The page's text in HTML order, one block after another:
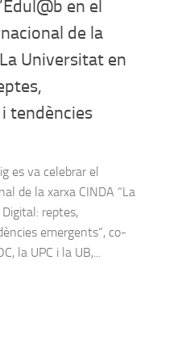
en el
de la
Universitat en
tendències
es va celebrar el
de la xarxa CINDA “La
reptes,
emergents”, co-
la UPC i la UB,...